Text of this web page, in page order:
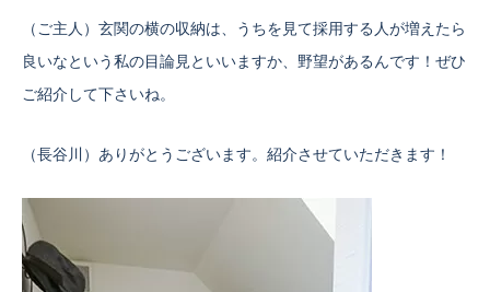
（ご主人）玄関の横の収納は、うちを見て採用する人が増えたら
良いなという私の目論見といいますか、野望があるんです！ぜひ
ご紹介して下さいね。
（長谷川）ありがとうございます。紹介させていただきます！